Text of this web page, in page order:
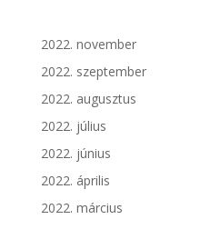
2022. november
2022. szeptember
2022. augusztus
2022. július
2022. június
2022. április
2022. március